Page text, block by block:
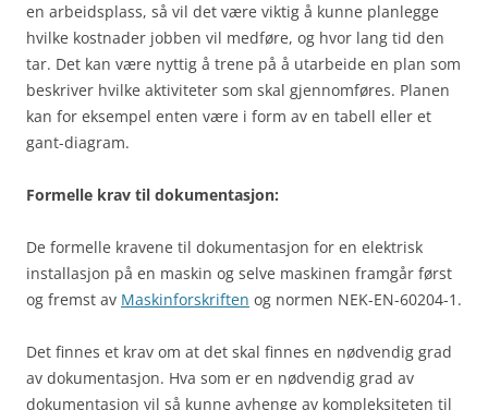
en arbeidsplass, så vil det være viktig å kunne planlegge
hvilke kostnader jobben vil medføre, og hvor lang tid den
tar. Det kan være nyttig å trene på å utarbeide en plan som
beskriver hvilke aktiviteter som skal gjennomføres. Planen
kan for eksempel enten være i form av en tabell eller et
gant-diagram.
Formelle krav til dokumentasjon:
De formelle kravene til dokumentasjon for en elektrisk
installasjon på en maskin og selve maskinen framgår først
og fremst av Maskinforskriften og normen NEK-EN-60204-1.
Det finnes et krav om at det skal finnes en nødvendig grad
av dokumentasjon. Hva som er en nødvendig grad av
dokumentasjon vil så kunne avhenge av kompleksiteten til